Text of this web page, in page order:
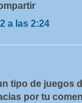
a las 2:24
tipo de juegos
por tu